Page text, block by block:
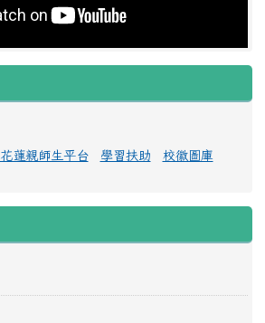
花蓮親師生平台 學習扶助 校徽圖庫